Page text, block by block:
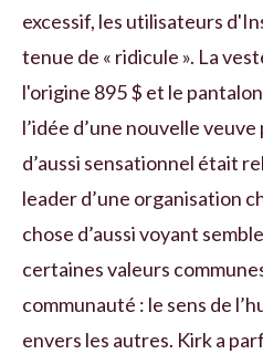
excessif, les utilisateurs
tenue de « ridicule ». La
l'origine 895 $ et le
l’idée d’une nouvelle
d’aussi sensationnel était
leader d’une organisation
chose d’aussi voyant
certaines valeurs
communauté : le sens de
envers les autres. Kirk a